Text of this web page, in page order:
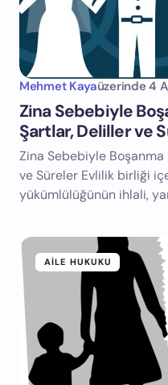
Mehmet Kayaüzerinde 4
Zina Sebebiyle
Şartlar, Deliller ve
Zina Sebebiyle Boşanma
ve Süreler Evlilik birliği
yükümlülüğünün ihlali,
AILE HUKUKU